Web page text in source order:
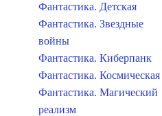
Фантастика. Детская
Фантастика. Звездные
войны
Фантастика. Киберпанк
Фантастика. Космическая
Фантастика. Магический
реализм